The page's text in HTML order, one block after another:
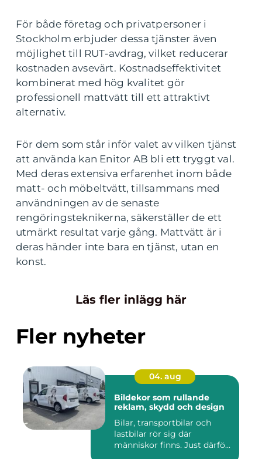
För både företag och privatpersoner i
Stockholm erbjuder dessa tjänster även
möjlighet till RUT-avdrag, vilket reducerar
kostnaden avsevärt. Kostnadseffektivitet
kombinerat med hög kvalitet gör
professionell mattvätt till ett attraktivt
alternativ.
För dem som står inför valet av vilken tjänst
att använda kan Enitor AB bli ett tryggt val.
Med deras extensiva erfarenhet inom både
matt- och möbeltvätt, tillsammans med
användningen av de senaste
rengöringsteknikerna, säkerställer de ett
utmärkt resultat varje gång. Mattvätt är i
deras händer inte bara en tjänst, utan en
konst.
Läs fler inlägg här
Fler nyheter
04. aug
Bildekor som rullande
reklam, skydd och design
Bilar, transportbilar och
lastbilar rör sig där
människor finns. Just därfö...